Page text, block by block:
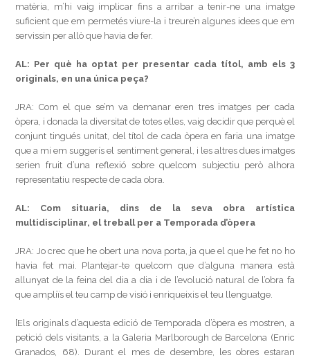
matèria, m’hi vaig implicar fins a arribar a tenir-ne una imatge
suficient que em permetés viure-la i treure’n algunes idees que em
servissin per allò que havia de fer.
AL: Per què ha optat per presentar cada títol, amb els 3
originals, en una única peça?
JRA: Com el que se’m va demanar eren tres imatges per cada
òpera, i donada la diversitat de totes elles, vaig decidir que perquè el
conjunt tingués unitat, del títol de cada òpera en faria una imatge
que a mi em suggerís el sentiment general, i les altres dues imatges
serien fruit d’una reflexió sobre quelcom subjectiu però alhora
representatiu respecte de cada obra.
AL: Com situaria, dins de la seva obra artística
multidisciplinar, el treball per a Temporada d’òpera
JRA: Jo crec que he obert una nova porta, ja que el que he fet no ho
havia fet mai. Plantejar-te quelcom que d’alguna manera està
allunyat de la feina del dia a dia i de l’evolució natural de l’obra fa
que ampliïs el teu camp de visió i enriqueixis el teu llenguatge.
[Els originals d’aquesta edició de Temporada d’òpera es mostren, a
petició dels visitants, a la Galeria Marlborough de Barcelona (Enric
Granados, 68). Durant el mes de desembre, les obres estaran